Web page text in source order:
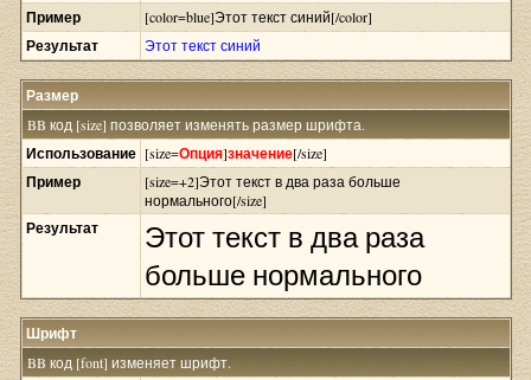
Пример [color=blue]Этот текст синий[/color]
Результат Этот текст синий
Размер
BB код [size] позволяет изменять размер шрифта.
Использование [size=Опция]значение[/size]
Пример
[size=+2]Этот текст в два раза больше
нормального[/size]
Результат
Этот текст в два раза
больше нормального
Шрифт
BB код [font] изменяет шрифт.